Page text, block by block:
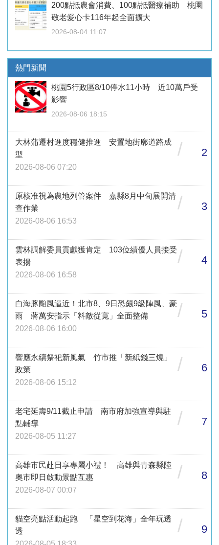
200點抵農會消費、100點抵醫療補助 桃園
敬老愛心卡116年起全面擴大
2026-08-04 11:07
熱門新聞
桃園5行政區8/10停水11小時 近10萬戶受
影響
2026-08-06 18:15
大林蒲遷村進度穩健推進 安置地街廓道路成
型
2026-08-06 07:20
/ 2
原核准視為農地列管案件 嘉縣8月中旬展開清
查作業
2026-08-06 16:53
/ 3
雲林調解委員貢獻獲肯定 103位績優人員接受
表揚
2026-08-06 16:58
/ 4
白海豚颱風逼近！北市8、9日恐飆9級陣風、豪
雨 蔣萬安指示「料敵從寬」全面整備
2026-08-06 16:00
/ 5
響應永續祭祀新風氣 竹市推「新紙錢三燒」
政策
2026-08-06 15:12
/ 6
老宅延壽9/11截止申請 南市府加強宣導與駐
點輔導
2026-08-05 11:27
/ 7
高雄市民赴日享專屬小禮！ 高雄與青森縣陸
奧市即日啟動景點互惠
2026-08-07 00:07
/ 8
貓空亮點活動起跑 「星空到花海」全年玩透
透
/ 9